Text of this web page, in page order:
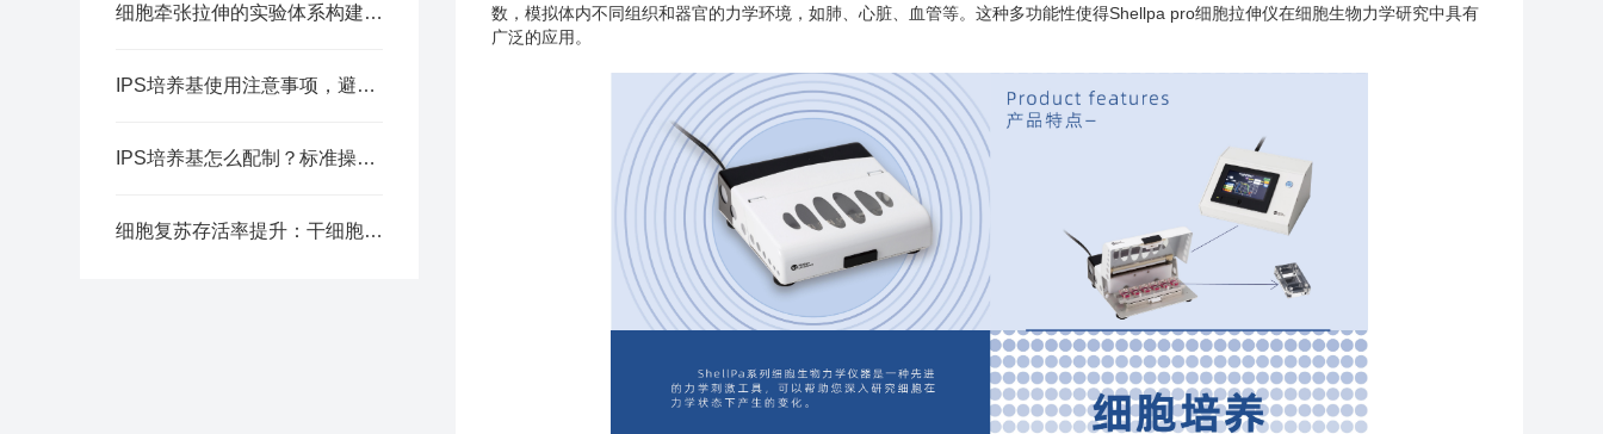
细胞牵张拉伸的实验体系构建要点
IPS培养基使用注意事项，避免菌落检测误差
IPS培养基怎么配制？标准操作步骤汇总
细胞复苏存活率提升：干细胞冻存液应用实操指南
数，模拟体内不同组织和器官的力学环境，如肺、心脏、血管等。这种多功能性使得Shellpa pro细胞拉伸仪在细胞生物力学研究中具有
广泛的应用。